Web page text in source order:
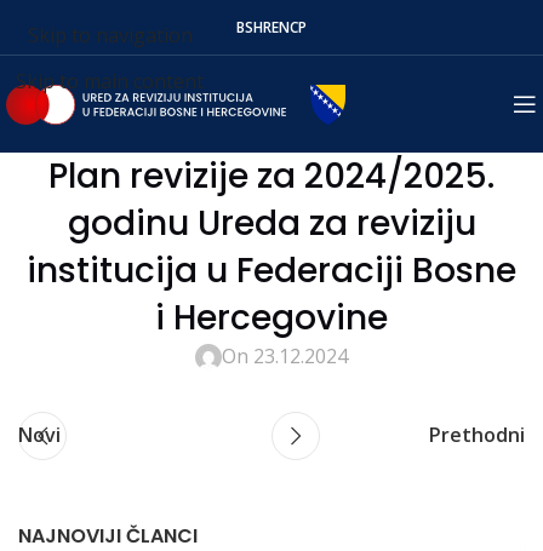
Skip to navigation
Skip to main content
BSHRENСР
Plan revizije za 2024/2025.
godinu Ureda za reviziju
institucija u Federaciji Bosne
i Hercegovine
On 23.12.2024
Novi Prethodni
NAJNOVIJI ČLANCI